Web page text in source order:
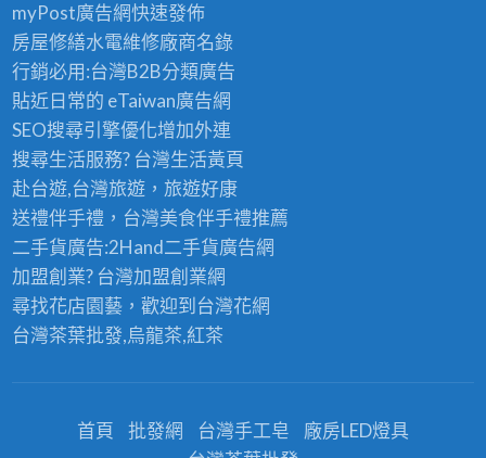
myPost廣告網快速發佈
房屋修繕水電維修廠商名錄
行銷必用:台灣B2B分類廣告
貼近日常的 eTaiwan廣告網
SEO搜尋引擎優化增加外連
搜尋生活服務? 台灣生活黃頁
赴台遊,台灣旅遊，旅遊好康
送禮伴手禮，台灣美食伴手禮推薦
二手貨廣告:2Hand二手貨廣告網
加盟創業? 台灣加盟創業網
尋找花店園藝，歡迎到 台灣花網
台灣茶葉批發,烏龍茶,紅茶
首頁 批發網 台灣手工皂
廠房LED燈具